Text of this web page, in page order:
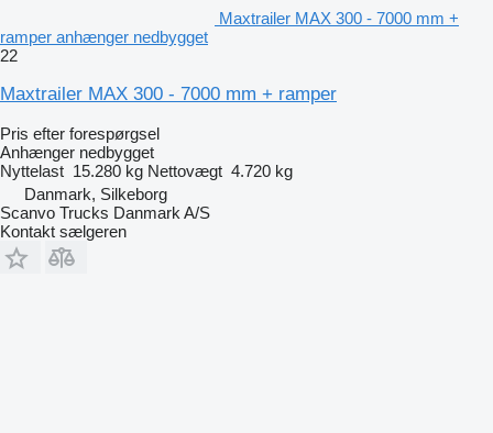
Maxtrailer MAX 300 - 7000 mm +
ramper anhænger nedbygget
22
Maxtrailer MAX 300 - 7000 mm + ramper
Pris efter forespørgsel
Anhænger nedbygget
Nyttelast 15.280 kg Nettovægt 4.720 kg
Danmark, Silkeborg
Scanvo Trucks Danmark A/S
Kontakt sælgeren